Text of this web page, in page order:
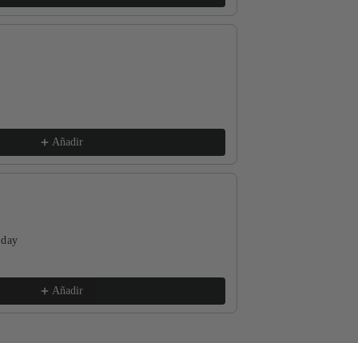
Añadir
Añadir